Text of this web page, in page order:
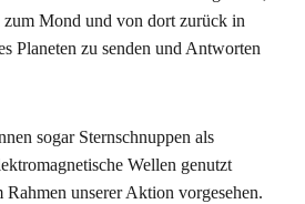
zum Mond und von dort zurück in
Planeten zu senden und Antworten
sogar Sternschnuppen als
Wellen genutzt
unserer Aktion vorgesehen.